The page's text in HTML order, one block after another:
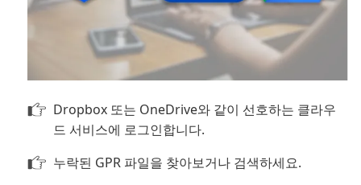
Dropbox 또는 OneDrive와 같이 선호하는 클라우
드 서비스에 로그인합니다.
누락된 GPR 파일을 찾아보거나 검색하세요.